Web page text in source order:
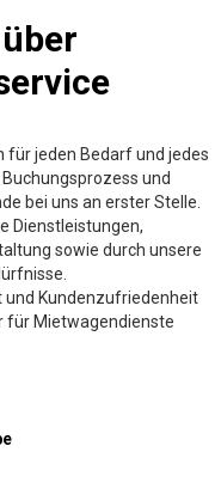
für jeden Bedarf und jedes
und
bei uns an erster Stelle.
Dienstleistungen,
sowie durch unsere
und Kundenzufriedenheit
für Mietwagendienste